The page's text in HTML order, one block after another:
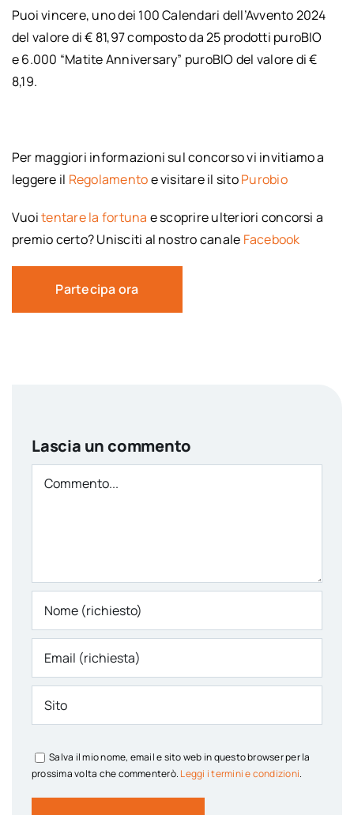
Puoi vincere, uno dei 100 Calendari dell’Avvento 2024
del valore di € 81,97 composto da 25 prodotti puroBIO
e 6.000 “Matite Anniversary” puroBIO del valore di €
8,19.
Per maggiori informazioni sul concorso vi invitiamo a
leggere il Regolamentoe visitare il sitoPurobio
Vuoitentare la fortuna e scoprire ulteriori concorsi a
premio certo? Unisciti al nostro canale Facebook
Partecipa ora
Lascia un commento
Comment
Salva il mio nome, email e sito web in questo browser per la
prossima volta che commenterò. Leggi i termini e condizioni.